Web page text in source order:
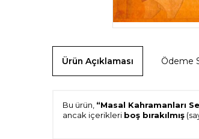
Ürün Açıklaması Ödeme
Bu ürün, “Masal Kahramanları
ancak içerikleri boş bırakılmış